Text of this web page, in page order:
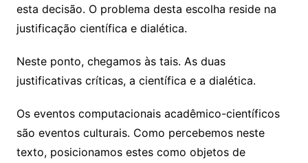
esta decisão. O problema desta escolha reside na
justificação científica e dialética.
Neste ponto, chegamos às tais. As duas
justificativas críticas, a científica e a dialética.
Os eventos computacionais acadêmico-científicos
são eventos culturais. Como percebemos neste
texto, posicionamos estes como objetos de